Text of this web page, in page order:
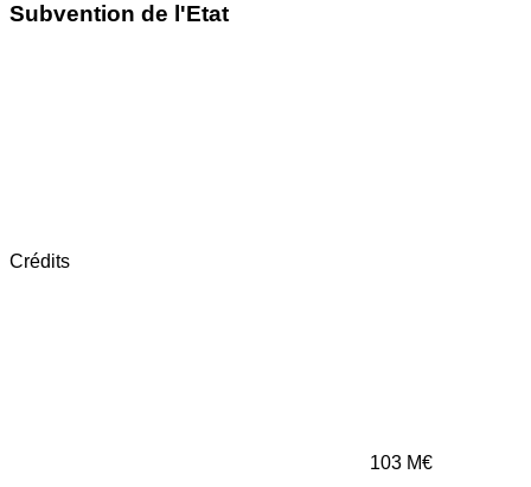
Subvention de l'Etat
Crédits
103 M€